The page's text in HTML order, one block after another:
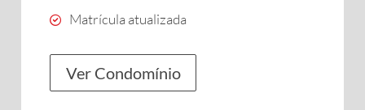
Matrícula atualizada
Ver Condomínio